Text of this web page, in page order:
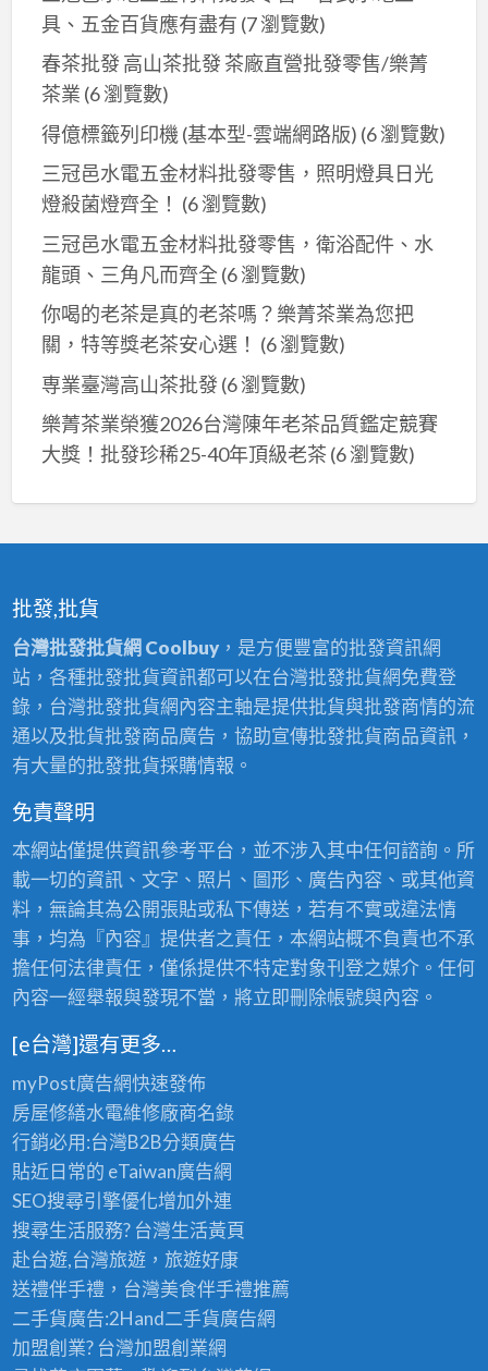
具、五金百貨應有盡有 (7 瀏覽數)
春茶批發 高山茶批發 茶廠直營批發零售/樂菁
茶業 (6 瀏覽數)
得億標籤列印機 (基本型-雲端網路版) (6 瀏覽數)
三冠邑水電五金材料批發零售，照明燈具日光
燈殺菌燈齊全！ (6 瀏覽數)
三冠邑水電五金材料批發零售，衛浴配件、水
龍頭、三角凡而齊全 (6 瀏覽數)
你喝的老茶是真的老茶嗎？樂菁茶業為您把
關，特等獎老茶安心選！ (6 瀏覽數)
専業臺灣高山茶批發(6 瀏覽數)
樂菁茶業榮獲2026台灣陳年老茶品質鑑定競賽
大獎！批發珍稀25-40年頂級老茶 (6 瀏覽數)
批發,批貨
台灣批發批貨網 Coolbuy，是方便豐富的批發資訊網
站，各種批發批貨資訊都可以在台灣批發批貨網免費登
錄，台灣批發批貨網內容主軸是提供批貨與批發商情的流
通以及批貨批發商品廣告，協助宣傳批發批貨商品資訊，
有大量的批發批貨採購情報。
免責聲明
本網站僅提供資訊參考平台，並不涉入其中任何諮詢。所
載一切的資訊、文字、照片、圖形、廣告內容、或其他資
料，無論其為公開張貼或私下傳送，若有不實或違法情
事，均為『內容』提供者之責任，本網站概不負責也不承
擔任何法律責任，僅係提供不特定對象刊登之媒介。任何
內容一經舉報與發現不當，將立即刪除帳號與內容。
[e台灣]還有更多…
myPost廣告網快速發佈
房屋修繕水電維修廠商名錄
行銷必用:台灣B2B分類廣告
貼近日常的 eTaiwan廣告網
SEO搜尋引擎優化增加外連
搜尋生活服務? 台灣生活黃頁
赴台遊,台灣旅遊，旅遊好康
送禮伴手禮，台灣美食伴手禮推薦
二手貨廣告:2Hand二手貨廣告網
加盟創業? 台灣加盟創業網